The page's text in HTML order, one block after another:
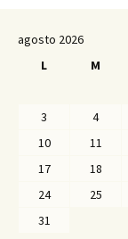
agosto 2026
L
M
3
4
10
11
17
18
24
25
31